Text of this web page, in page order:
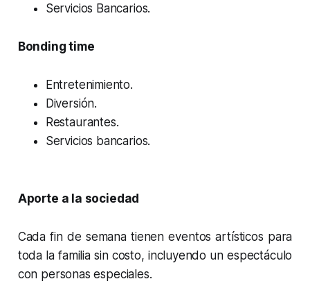
Servicios Bancarios.
Bonding time
Entretenimiento.
Diversión.
Restaurantes.
Servicios bancarios.
Aporte a la sociedad
Cada fin de semana tienen eventos artísticos para
toda la familia sin costo, incluyendo un espectáculo
con personas especiales.